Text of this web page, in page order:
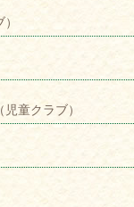
童クラブ）